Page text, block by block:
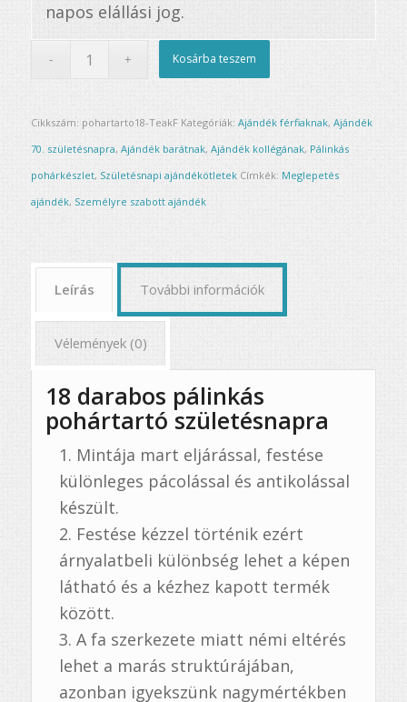
napos elállási jog.
Kosárba teszem
Cikkszám: pohartarto18-TeakF Kategóriák: Ajándék férfiaknak, Ajándék
70. születésnapra, Ajándék barátnak, Ajándék kollégának, Pálinkás
pohárkészlet, Születésnapi ajándékötletek Címkék: Meglepetés
ajándék, Személyre szabott ajándék
Leírás További információk
Vélemények (0)
18 darabos pálinkás
pohártartó születésnapra
Mintája mart eljárással, festése
különleges pácolással és antikolással
készült.
Festése kézzel történik ezért
árnyalatbeli különbség lehet a képen
látható és a kézhez kapott termék
között.
A fa szerkezete miatt némi eltérés
lehet a marás struktúrájában,
azonban igyekszünk nagymértékben